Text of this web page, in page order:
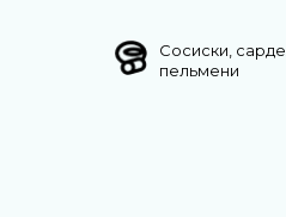
Сосиски,
пельмени